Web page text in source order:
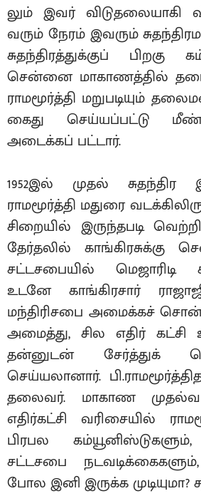
லும் இவர் விடுதலையாகி
வரும் நேரம் இவரும்
சுதந்திரத்துக்குப் பிறகு
சென்னை மாகாணத்தில்
ராமமூர்த்தி மறுபடியும்
கைது செய்யப்பட்டு
அடைக்கப் பட்டார்.
1952இல் முதல் சுதந்திர
ராமமூர்த்தி மதுரை
சிறையில் இருந்தபடி
தேர்தலில்
சட்டசபையில் மெஜாரிடி
உடனே காங்கிரசார்
மந்திரிசபை அமைக்கச்
அமைத்து, சில எதிர் கட்சி
தன்னுடன் சேர்த்துக்
செய்யலானார்.
தலைவர். மாகாண
எதிர்கட்சி வரிசையில்
பிரபல
சட்டசபை
போல இனி இருக்க